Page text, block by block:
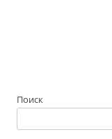
Поиск